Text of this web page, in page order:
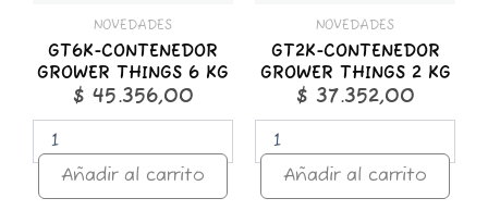
NOVEDADES
GT6K-CONTENEDOR
GROWER THINGS 6 KG
$ 45.356,00
Añadir al carrito
NOVEDADES
GT2K-CONTENEDOR
GROWER THINGS 2 KG
$ 37.352,00
Añadir al carrito